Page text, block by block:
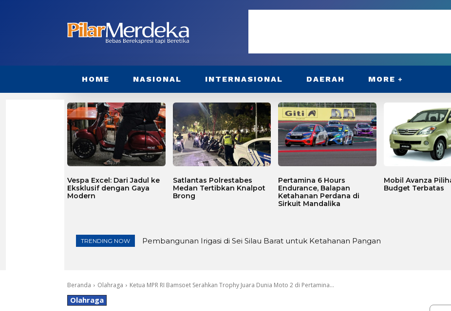
HOME NASIONAL INTERNASIONAL DAERAH MORE
Vespa Excel: Dari Jadul ke
Eksklusif dengan Gaya
Modern
Satlantas Polrestabes
Medan Tertibkan Knalpot
Brong
Pertamina 6 Hours
Endurance, Balapan
Ketahanan Perdana di
Sirkuit Mandalika
Mobil Avanza
Budget Terbatas
TRENDING NOW Pembangunan Irigasi di Sei Silau Barat untuk Ketahanan Pangan
Lewat Tasyakuran KTP, Seniman Bogor Galang Donasi untuk Yudi
Beranda Olahraga Ketua MPR RI Bamsoet Serahkan Trophy Juara Dunia Moto 2 di Pertamina...
Olahraga